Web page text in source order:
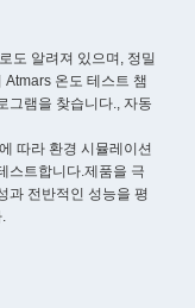
도 알려져 있으며, 정밀
온도 테스트 챔
그램을 찾습니다., 자동
따라 환경 시뮬레이션
스트합니다.제품을 극
과 전반적인 성능을 평